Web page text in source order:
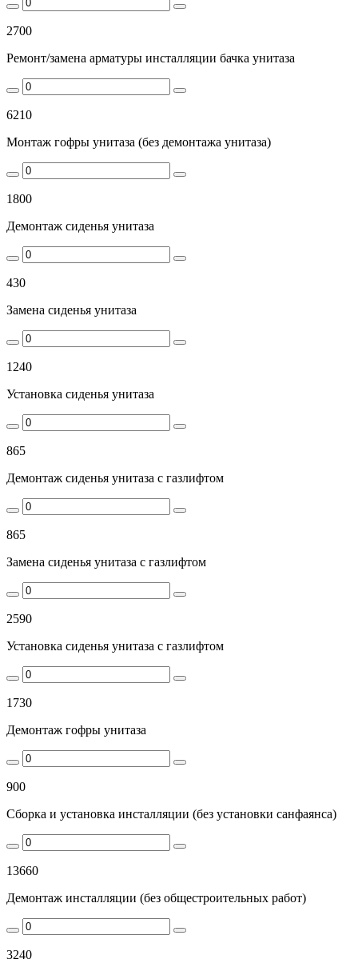
2700
Ремонт/замена арматуры инсталляции бачка унитаза
6210
Монтаж гофры унитаза (без демонтажа унитаза)
1800
Демонтаж сиденья унитаза
430
Замена сиденья унитаза
1240
Установка сиденья унитаза
865
Демонтаж сиденья унитаза с газлифтом
865
Замена сиденья унитаза с газлифтом
2590
Установка сиденья унитаза с газлифтом
1730
Демонтаж гофры унитаза
900
Сборка и установка инсталляции (без установки санфаянса)
13660
Демонтаж инсталляции (без общестроительных работ)
3240